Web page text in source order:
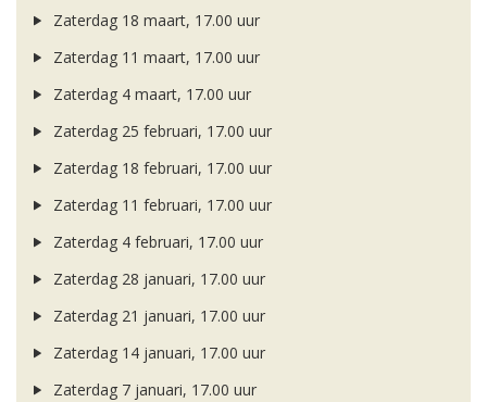
Zaterdag 18 maart, 17.00 uur
Zaterdag 11 maart, 17.00 uur
Zaterdag 4 maart, 17.00 uur
Zaterdag 25 februari, 17.00 uur
Zaterdag 18 februari, 17.00 uur
Zaterdag 11 februari, 17.00 uur
Zaterdag 4 februari, 17.00 uur
Zaterdag 28 januari, 17.00 uur
Zaterdag 21 januari, 17.00 uur
Zaterdag 14 januari, 17.00 uur
Zaterdag 7 januari, 17.00 uur